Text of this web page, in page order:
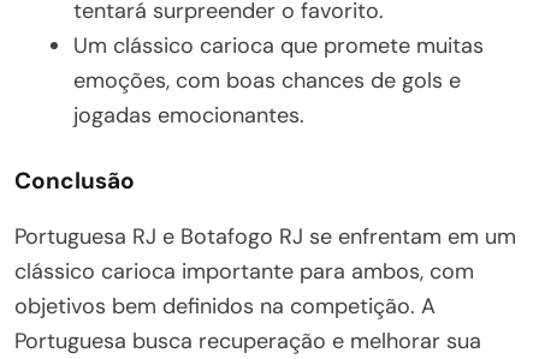
tentará surpreender o favorito.
Um clássico carioca que promete muitas
emoções, com boas chances de gols e
jogadas emocionantes.
Conclusão
Portuguesa RJ e Botafogo RJ se enfrentam em um
clássico carioca importante para ambos, com
objetivos bem definidos na competição. A
Portuguesa busca recuperação e melhorar sua